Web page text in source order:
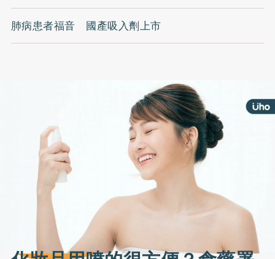
肺病患者福音 國產吸入劑上市